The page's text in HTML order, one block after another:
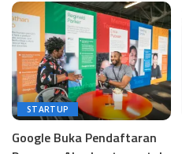
STARTUP
Google Buka Pendaftaran